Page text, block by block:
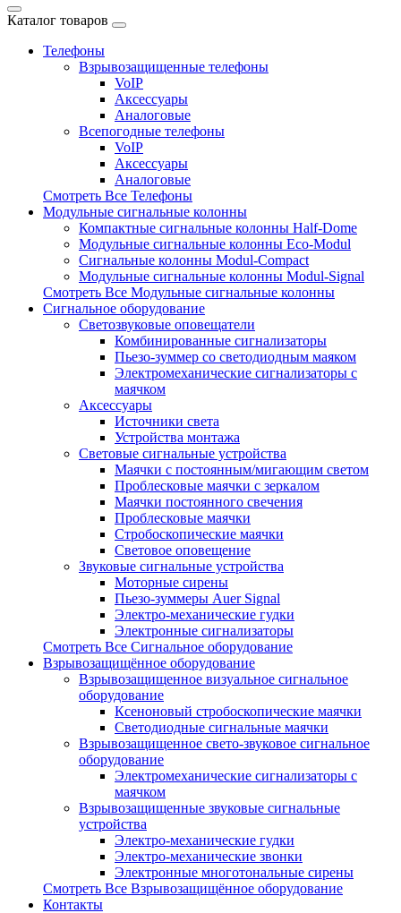
Каталог товаров
Телефоны
Взрывозащищенные телефоны
VoIP
Аксессуары
Аналоговые
Всепогодные телефоны
VoIP
Аксессуары
Аналоговые
Смотреть Все Телефоны
Модульные сигнальные колонны
Компактные сигнальные колонны Half-Dome
Модульные сигнальные колонны Eco-Modul
Сигнальные колонны Modul-Compact
Модульные сигнальные колонны Modul-Signal
Смотреть Все Модульные сигнальные колонны
Сигнальное оборудование
Светозвуковые оповещатели
Комбинированные сигнализаторы
Пьезо-зуммер со светодиодным маяком
Электромеханические сигнализаторы с
маячком
Аксессуары
Источники света
Устройства монтажа
Световые сигнальные устройства
Маячки с постоянным/мигающим светом
Проблесковые маячки с зеркалом
Маячки постоянного свечения
Проблесковые маячки
Стробоскопические маячки
Световое оповещение
Звуковые сигнальные устройства
Моторные сирены
Пьезо-зуммеры Auer Signal
Электро-механические гудки
Электронные сигнализаторы
Смотреть Все Сигнальное оборудование
Взрывозащищённое оборудование
Взрывозащищенное визуальное сигнальное
оборудование
Ксеноновый стробоскопические маячки
Светодиодные сигнальные маячки
Взрывозащищенное свето-звуковое сигнальное
оборудование
Электромеханические сигнализаторы с
маячком
Взрывозащищенные звуковые сигнальные
устройства
Электро-механические гудки
Электро-механические звонки
Электронные многотональные сирены
Смотреть Все Взрывозащищённое оборудование
Контакты